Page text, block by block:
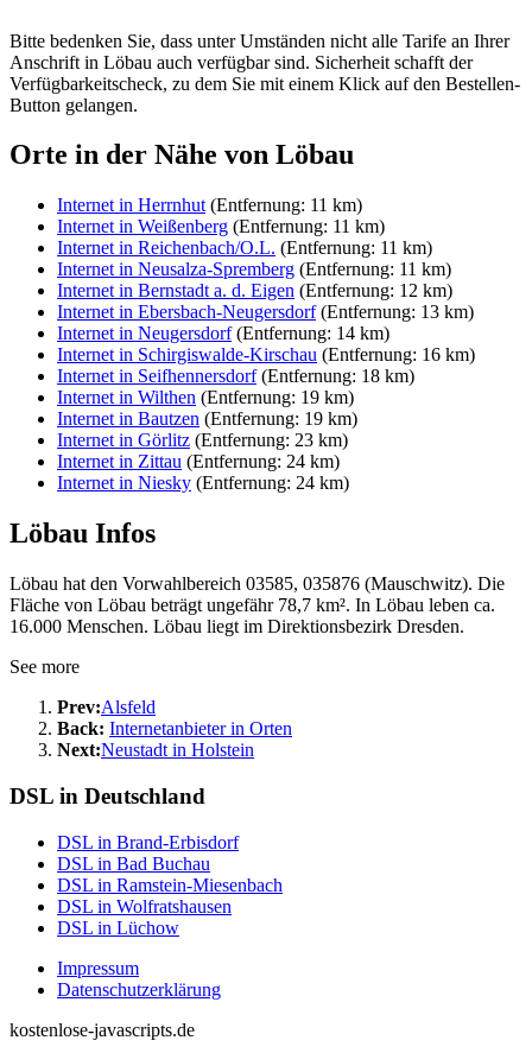
Bitte bedenken Sie, dass unter Umständen nicht alle Tarife an Ihrer
Anschrift in Löbau auch verfügbar sind. Sicherheit schafft der
Verfügbarkeitscheck, zu dem Sie mit einem Klick auf den Bestellen-
Button gelangen.
Orte in der Nähe von Löbau
Internet in Herrnhut (Entfernung: 11 km)
Internet in Weißenberg (Entfernung: 11 km)
Internet in Reichenbach/O.L. (Entfernung: 11 km)
Internet in Neusalza-Spremberg (Entfernung: 11 km)
Internet in Bernstadt a. d. Eigen (Entfernung: 12 km)
Internet in Ebersbach-Neugersdorf(Entfernung: 13 km)
Internet in Neugersdorf(Entfernung: 14 km)
Internet in Schirgiswalde-Kirschau (Entfernung: 16 km)
Internet in Seifhennersdorf(Entfernung: 18 km)
Internet in Wilthen (Entfernung: 19 km)
Internet in Bautzen (Entfernung: 19 km)
Internet in Görlitz (Entfernung: 23 km)
Internet in Zittau (Entfernung: 24 km)
Internet in Niesky (Entfernung: 24 km)
Löbau Infos
Löbau hat den Vorwahlbereich 03585, 035876 (Mauschwitz). Die
Fläche von Löbau beträgt ungefähr 78,7 km². In Löbau leben ca.
16.000 Menschen. Löbau liegt im Direktionsbezirk Dresden.
See more
Prev:Alsfeld
Back: Internetanbieter in Orten
Next:Neustadt in Holstein
DSL in Deutschland
DSL in Brand-Erbisdorf
DSL in Bad Buchau
DSL in Ramstein-Miesenbach
DSL in Wolfratshausen
DSL in Lüchow
Impressum
Datenschutzerklärung
kostenlose-javascripts.de